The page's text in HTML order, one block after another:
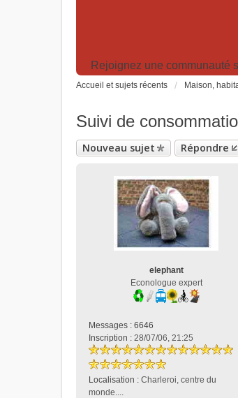
Rejoignez une communauté
Accueil et sujets récents Maison,
Suivi de
Nouveau sujet Répondre
elephant
Econologue expert
Messages : 6646
Inscription : 28/07/06, 21:25
Localisation : Charleroi, centre du
monde....